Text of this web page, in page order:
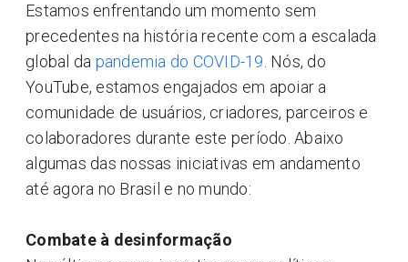
Estamos enfrentando um momento sem
precedentes na história recente com a escalada
global da pandemia do COVID-19 . Nós, do
YouTube, estamos engajados em apoiar a
comunidade de usuários, criadores, parceiros e
colaboradores durante este período. Abaixo
algumas das nossas iniciativas em andamento
até agora no Brasil e no mundo:
Combate à desinformação